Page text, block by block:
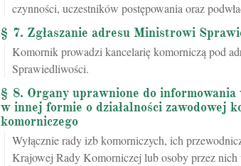
czynności, uczestników postępowania oraz
§ 7. Zgłaszanie adresu Ministrowi
Komornik prowadzi kancelarię komorniczą pod
Sprawiedliwości.
§ 8. Organy uprawnione do
w innej formie o działalności zawodowej
komorniczego
Wyłącznie rady izb komorniczych, ich
Krajowej Rady Komorniczej lub osoby przez